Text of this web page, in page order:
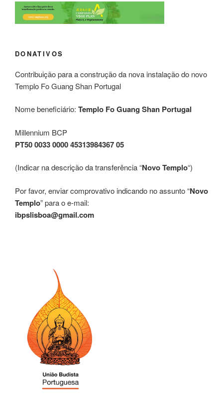
DONATIVOS
Contribuição para a construção da nova instalação do novo
Templo Fo Guang Shan Portugal
Nome beneficiário: Templo Fo Guang Shan Portugal
Millennium BCP
PT50 0033 0000 45313984367 05
(Indicar na descrição da transferência “Novo Templo“)
Por favor, enviar comprovativo indicando no assunto “Novo
Templo” para o e-mail:
ibpslisboa@gmail.com